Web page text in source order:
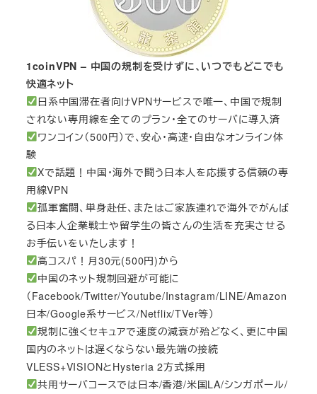
1coinVPN – 中国の規制を受けずに、いつでもどこでも
快適ネット
日系中国滞在者向けVPNサービスで唯一、中国で規制
されない専用線を全てのプラン・全てのサーバに導入済
ワンコイン（500円）で、安心・高速・自由なオンライン体
験
Xで話題！中国・海外で闘う日本人を応援する信頼の専
用線VPN
孤軍奮闘、単身赴任、またはご家族連れで海外でがんば
る日本人企業戦士や留学生の皆さんの生活を充実させる
お手伝いをいたします！
高コスパ！月30元(500円)から
中国のネット規制回避が可能に
（Facebook/Twitter/Youtube/Instagram/LINE/Amazon
日本/Google系サービス/Netflix/TVer等）
規制に強くセキュアで速度の減衰が殆どなく、更に中国
国内のネットは遅くならない最先端の接続
VLESS+VISIONとHysteria 2方式採用
共用サーバコースでは日本/香港/米国LA/シンガポール/